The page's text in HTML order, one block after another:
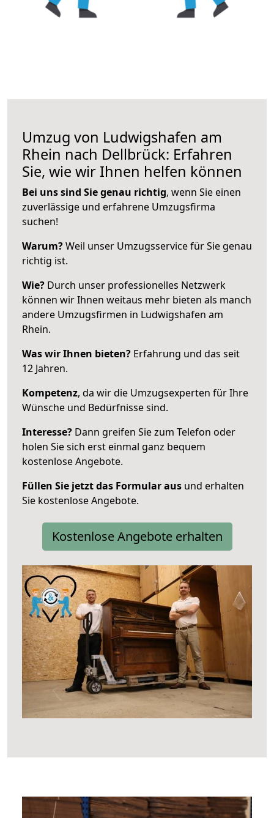
Umzug von Ludwigshafen am
Rhein nach Dellbrück: Erfahren
Sie, wie wir Ihnen helfen können
Bei uns sind Sie genau richtig, wenn Sie einen
zuverlässige und erfahrene Umzugsfirma
suchen!
Warum?Weil unser Umzugsservice für Sie genau
richtig ist.
Wie? Durch unser professionelles Netzwerk
können wir Ihnen weitaus mehr bieten als manch
andere Umzugsfirmen in Ludwigshafen am
Rhein.
Was wir Ihnen bieten? Erfahrung und das seit
12 Jahren.
Kompetenz, da wir die Umzugsexperten für Ihre
Wünsche und Bedürfnisse sind.
Interesse? Dann greifen Sie zum Telefon oder
holen Sie sich erst einmal ganz bequem
kostenlose Angebote.
Füllen Sie jetzt das Formular aus und erhalten
Sie kostenlose Angebote.
Kostenlose Angebote erhalten